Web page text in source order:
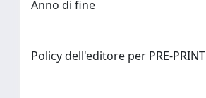
Anno di fine
Policy dell'editore per PRE-PRINT